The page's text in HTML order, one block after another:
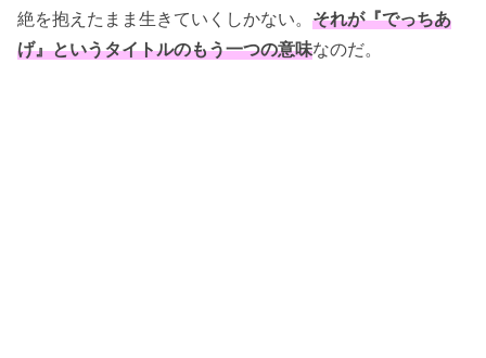
絶を抱えたまま生きていくしかない。 それが『でっちあ
げ』というタイトルのもう一つの意味なのだ。